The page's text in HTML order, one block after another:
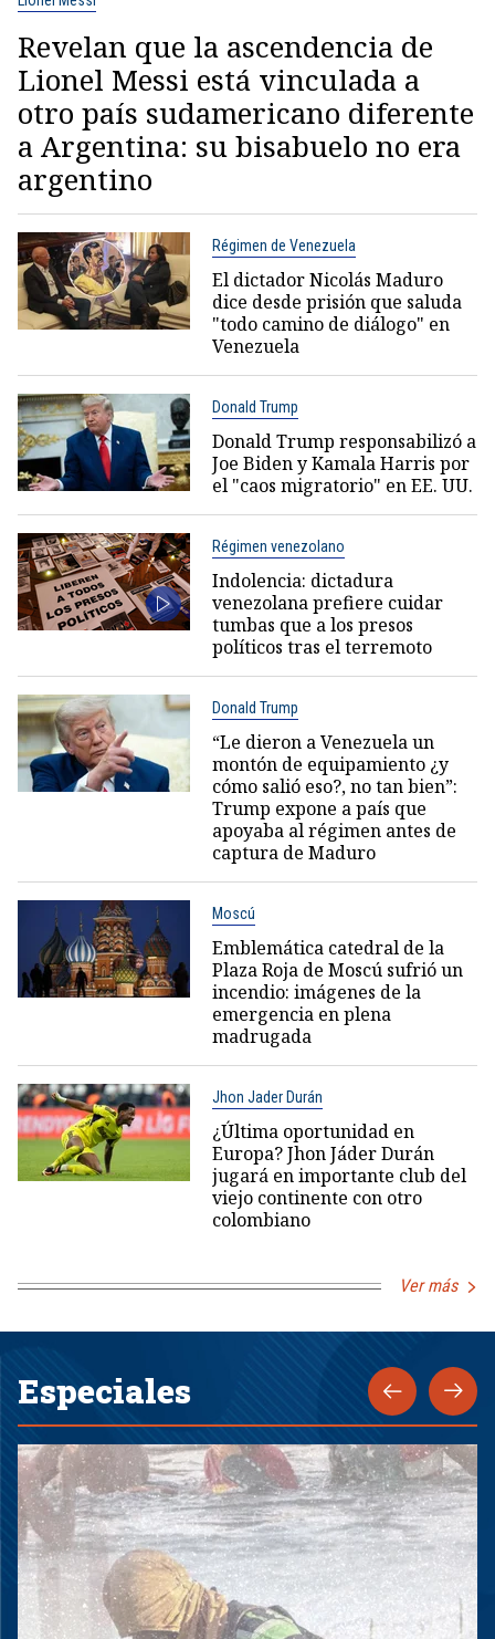
Revelan que la ascendencia de
Lionel Messi está vinculada a
otro país sudamericano diferente
a Argentina: su bisabuelo no era
argentino
Régimen de Venezuela
El dictador Nicolás Maduro
dice desde prisión que saluda
"todo camino de diálogo" en
Venezuela
Donald Trump
Donald Trump responsabilizó a
Joe Biden y Kamala Harris por
el "caos migratorio" en EE. UU.
Régimen venezolano
Indolencia: dictadura
venezolana prefiere cuidar
tumbas que a los presos
políticos tras el terremoto
Donald Trump
“Le dieron a Venezuela un
montón de equipamiento ¿y
cómo salió eso?, no tan bien”:
Trump expone a país que
apoyaba al régimen antes de
captura de Maduro
Moscú
Emblemática catedral de la
Plaza Roja de Moscú sufrió un
incendio: imágenes de la
emergencia en plena
madrugada
Jhon Jader Durán
¿Última oportunidad en
Europa? Jhon Jáder Durán
jugará en importante club del
viejo continente con otro
colombiano
Ver más
Especiales